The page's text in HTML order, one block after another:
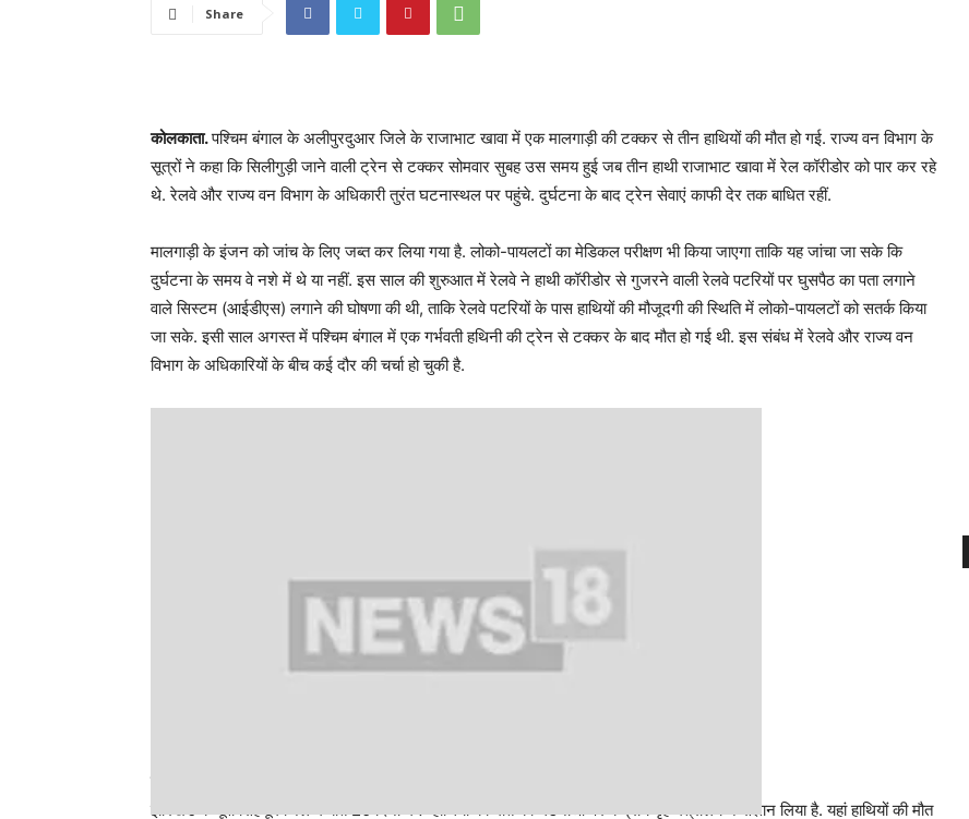
Share
कोलकाता.पश्चिम बंगाल के अलीपुरदुआर जिले के राजाभाट खावा में एक मालगाड़ी की टक्कर से तीन हाथियों की मौत हो गई. राज्य वन विभाग के
सूत्रों ने कहा कि सिलीगुड़ी जाने वाली ट्रेन से टक्कर सोमवार सुबह उस समय हुई जब तीन हाथी राजाभाट खावा में रेल कॉरीडोर को पार कर रहे
थे. रेलवे और राज्य वन विभाग के अधिकारी तुरंत घटनास्थल पर पहुंचे. दुर्घटना के बाद ट्रेन सेवाएं काफी देर तक बाधित रहीं.
मालगाड़ी के इंजन को जांच के लिए जब्त कर लिया गया है. लोको-पायलटों का मेडिकल परीक्षण भी किया जाएगा ताकि यह जांचा जा सके कि
दुर्घटना के समय वे नशे में थे या नहीं. इस साल की शुरुआत में रेलवे ने हाथी कॉरीडोर से गुजरने वाली रेलवे पटरियों पर घुसपैठ का पता लगाने
वाले सिस्टम (आईडीएस) लगाने की घोषणा की थी, ताकि रेलवे पटरियों के पास हाथियों की मौजूदगी की स्थिति में लोको-पायलटों को सतर्क किया
जा सके. इसी साल अगस्त में पश्चिम बंगाल में एक गर्भवती हथिनी की ट्रेन से टक्कर के बाद मौत हो गई थी. इस संबंध में रेलवे और राज्य वन
विभाग के अधिकारियों के बीच कई दौर की चर्चा हो चुकी है.
झारखंड के पूर्वी सिंहभूम जिले में बीते 20 दिनों में 7 हाथियों की मौत की घटनाओं पर केंद्रीय गृह मंत्रालय ने संज्ञान लिया है. यहां हाथियों की मौत